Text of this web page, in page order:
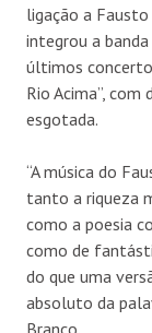
ligação a
integrou a
últimos
Rio Acima”,
esgotada.
“A música do
tanto a riqueza
como a poesia
como de
do que uma
absoluto da
Branco.